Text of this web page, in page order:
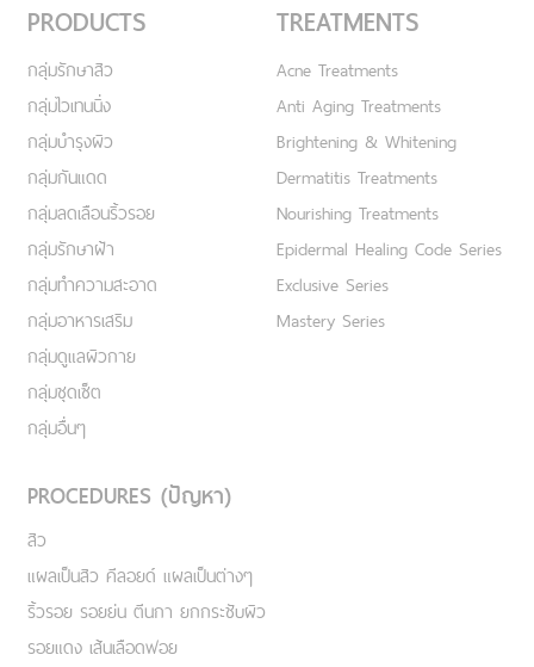
PRODUCTS
กลุ่มรักษาสิว
กลุ่มไวเทนนิ่ง
กลุ่มบำรุงผิว
กลุ่มกันแดด
กลุ่มลดเลือนริ้วรอย
กลุ่มรักษาฝ้า
กลุ่มทำความสะอาด
กลุ่มอาหารเสริม
กลุ่มดูแลผิวกาย
กลุ่มชุดเซ็ต
กลุ่มอื่นๆ
TREATMENTS
Acne Treatments
Anti Aging Treatments
Brightening & Whitening
Dermatitis Treatments
Nourishing Treatments
Epidermal Healing Code Series
Exclusive Series
Mastery Series
PROCEDURES (ปัญหา)
สิว
แผลเป็นสิว คีลอยด์ แผลเป็นต่างๆ
ริ้วรอย รอยย่น ตีนกา ยกกระชับผิว
รอยแดง เส้นเลือดฟอย